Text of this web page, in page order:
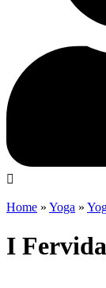
Home » Yoga »
I